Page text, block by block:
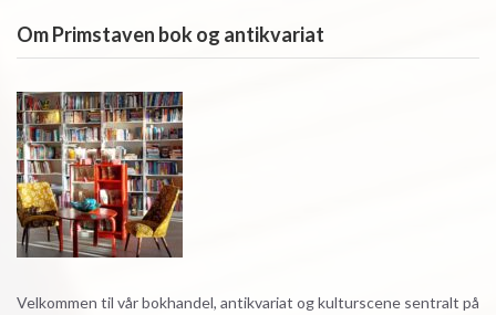
Om Primstaven bok og antikvariat
Velkommen til vår bokhandel, antikvariat og kulturscene sentralt på